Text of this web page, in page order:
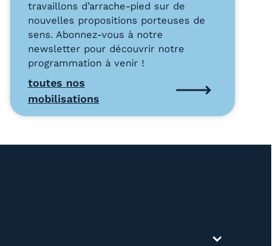
travaillons d’arrache-pied sur de
nouvelles propositions porteuses de
sens. Abonnez-vous à notre
newsletter pour découvrir notre
programmation à venir !
toutes nos
mobilisations